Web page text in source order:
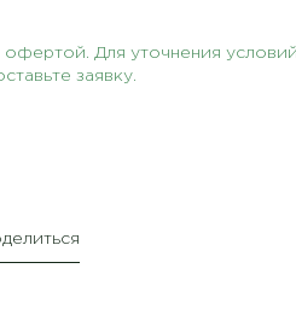
Для уточнения
заявку.